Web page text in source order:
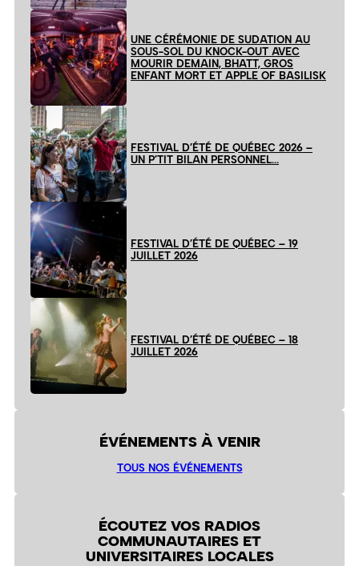
UNE CÉRÉMONIE DE SUDATION AU
SOUS-SOL DU KNOCK-OUT AVEC
MOURIR DEMAIN, BHATT, GROS
ENFANT MORT ET APPLE OF BASILISK
FESTIVAL D’ÉTÉ DE QUÉBEC 2026 –
UN P’TIT BILAN PERSONNEL…
FESTIVAL D’ÉTÉ DE QUÉBEC – 19
JUILLET 2026
FESTIVAL D’ÉTÉ DE QUÉBEC – 18
JUILLET 2026
ÉVÉNEMENTS À VENIR
TOUS NOS ÉVÉNEMENTS
ÉCOUTEZ VOS RADIOS
COMMUNAUTAIRES ET
UNIVERSITAIRES LOCALES